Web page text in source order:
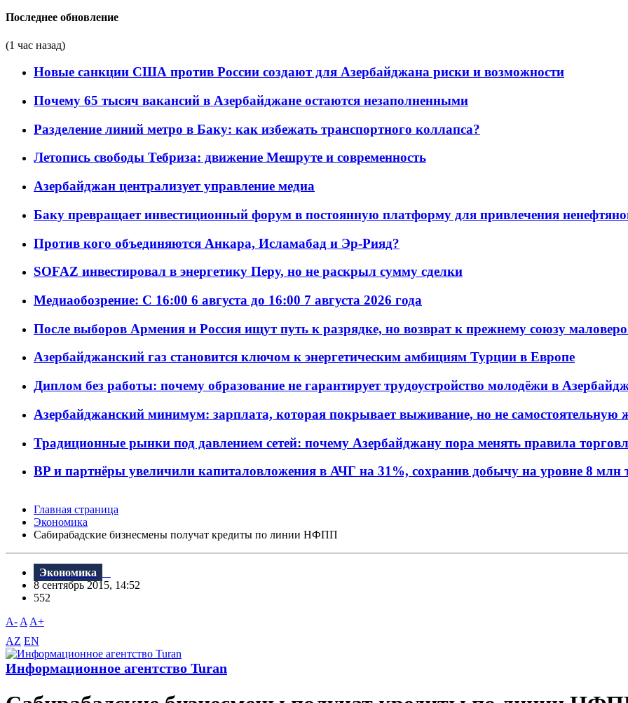
Последнее обновление
(1 час назад)
Новые санкции США против России создают для Азербайджана риски и возможности
Почему 65 тысяч вакансий в Азербайджане остаются незаполненными
Разделение линий метро в Баку: как избежать транспортного коллапса?
Летопись свободы Тебриза: движение Мешруте и современность
Азербайджан централизует управление медиа
Баку превращает инвестиционный форум в постоянную платформу для привлечения
Против кого объединяются Анкара, Исламабад и Эр-Рияд?
SOFAZ инвестировал в энергетику Перу, но не раскрыл сумму сделки
Медиаобозрение: С 16:00 6 августа до 16:00 7 августа 2026 года
После выборов Армения и Россия ищут путь к разрядке, но возврат к прежнему союзу
Азербайджанский газ становится ключом к энергетическим амбициям Турции в Европе
Диплом без работы: почему образование не гарантирует трудоустройство молодёжи в
Азербайджанский минимум: зарплата, которая покрывает выживание, но не самостоятельную
Традиционные рынки под давлением сетей: почему Азербайджану пора менять правила
BP и партнёры увеличили капиталовложения в АЧГ на 31%, сохранив добычу на уровне 8 млн
Главная страница
Экономика
Сабирабадские бизнесмены получат кредиты по линии НФПП
Экономика
8 сентябрь 2015, 14:52
552
A- A A+
AZ EN
Информационное агентство Turan